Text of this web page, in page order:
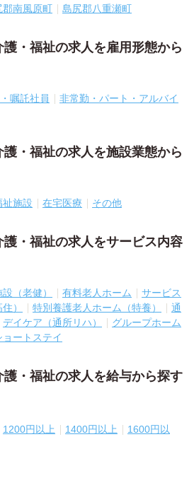
郡南風原町 島尻郡八重瀬町
・福祉の求人を雇用形態から
嘱託社員
非常勤・パート・アルバイ
・福祉の求人を施設業態から
祉施設 在宅医療 その他
・福祉の求人をサービス内容
（老健） 有料老人ホーム
サービス
）
特別養護老人ホーム（特養）
通
デイケア（通所リハ）
グループホーム
ョートステイ
・福祉の求人を給与から探す
1200円以上 1400円以上
1600円以